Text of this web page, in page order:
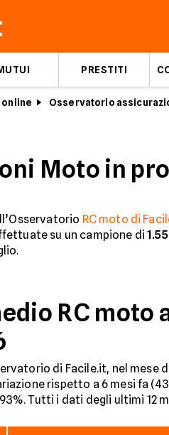
PRESTITI
Osservatorio
Moto in
RC moto di
su un campione di
RC moto
di Facile.it, nel mese
rispetto a 6 mesi fa
Tutti i dati degli ultimi 12